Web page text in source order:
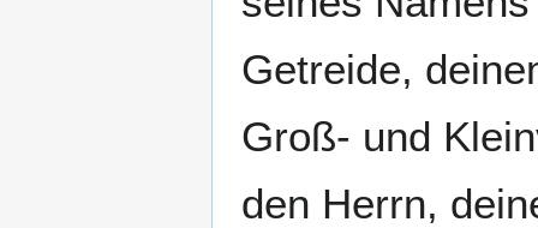
Getreide,
Groß- und
den Herrn,